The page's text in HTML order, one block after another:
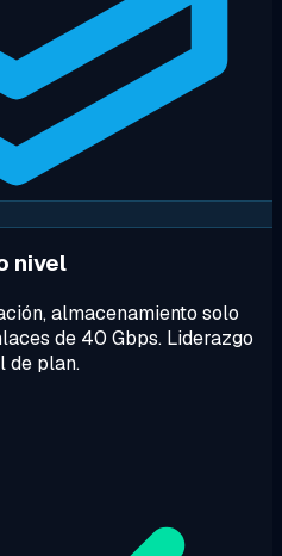
nivel
almacenamiento solo
de 40 Gbps. Liderazgo
de plan.